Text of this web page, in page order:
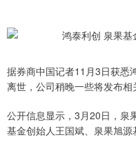
据券商中国记者11月3日获悉
离世，公司稍晚一些将发布相
公开信息显示，3月20日，泉
基金创始人王国斌、泉果旭源